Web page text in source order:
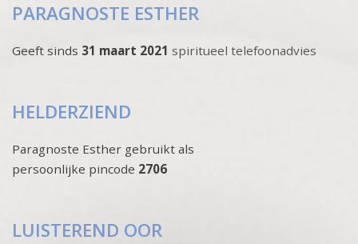
PARAGNOSTE ESTHER
Geeft sinds 31 maart 2021 spiritueel telefoonadvies
HELDERZIEND
Paragnoste Esther gebruikt als
persoonlijke pincode 2706
LUISTEREND OOR